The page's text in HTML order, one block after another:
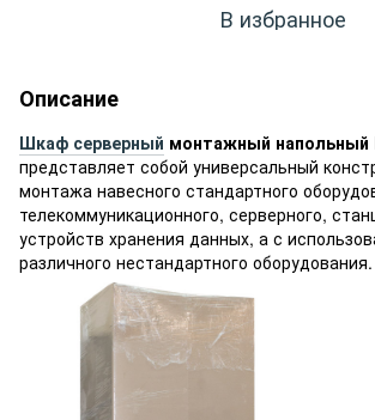
В избранное
Описание
Шкаф серверный монтажный
представляет собой универсальный
монтажа навесного стандартного
телекоммуникационного, серверного,
устройств хранения данных, а с
различного нестандартного оборудования.